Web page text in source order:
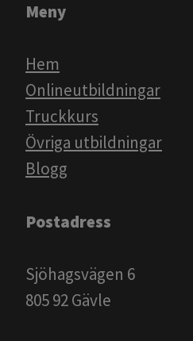
Meny
Hem
Onlineutbildningar
Truckkurs
Övriga utbildningar
Blogg​​​​​​
Postadress
Sjöhagsvägen 6
805 92 Gävle